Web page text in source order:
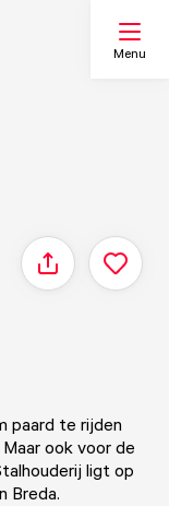
Menu
Kaart
Delen
paard te rijden
ook voor de
ligt op
Breda.